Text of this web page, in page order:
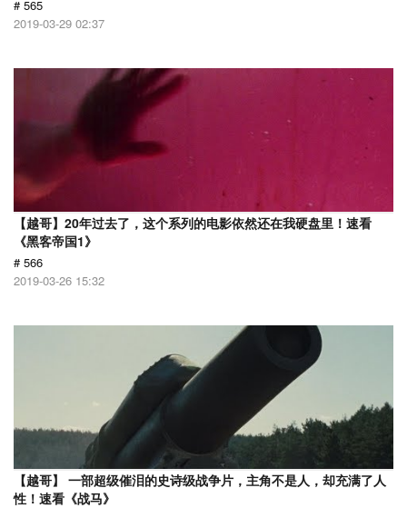
# 565
2019-03-29 02:37
【越哥】20年过去了，这个系列的电影依然还在我硬盘里！速看
《黑客帝国1》
# 566
2019-03-26 15:32
【越哥】 一部超级催泪的史诗级战争片，主角不是人，却充满了人
性！速看《战马》